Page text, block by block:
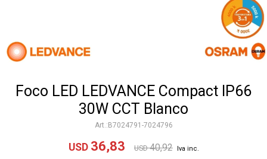
Foco LED LEDVANCE Compact IP66
30W CCT Blanco
B7024791-7024796
USD 36,83 USD 40,92